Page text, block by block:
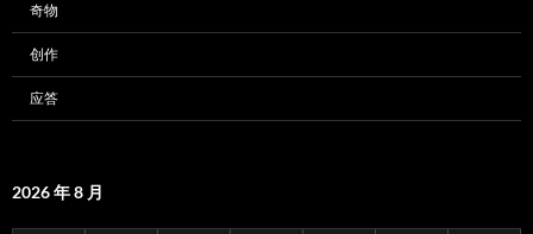
奇物
创作
应答
2026 年 8 月